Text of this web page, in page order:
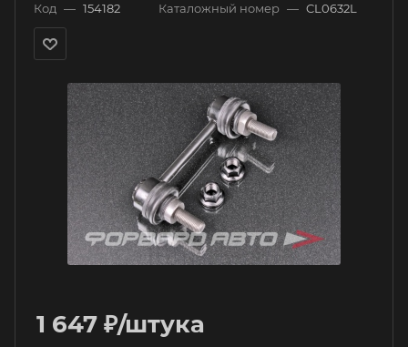
Код — 154182 Каталожный номер — CL0632L
1 647 ₽/штука